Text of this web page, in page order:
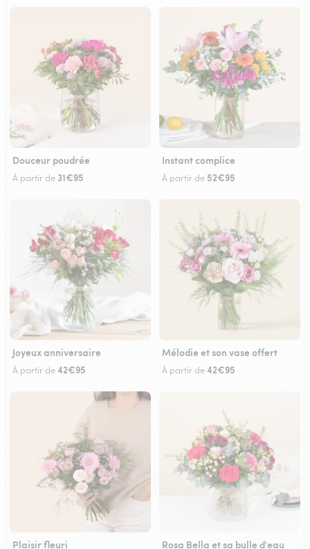
Douceur poudrée
À partir de 31€95
Instant complice
À partir de 52€95
Joyeux anniversaire
À partir de42€95
Mélodie et son vase offert
À partir de42€95
Plaisir fleuri Rosa Bella et sa bulle d'eau